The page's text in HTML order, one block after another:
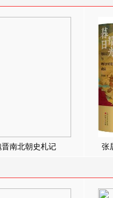
晋南北朝史札记 张